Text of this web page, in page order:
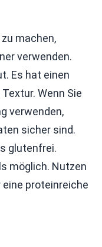
machen,
verwenden.
Es hat einen
Wenn Sie
verwenden,
sicher sind.
glutenfrei.
möglich. Nutzen
eine proteinreiche